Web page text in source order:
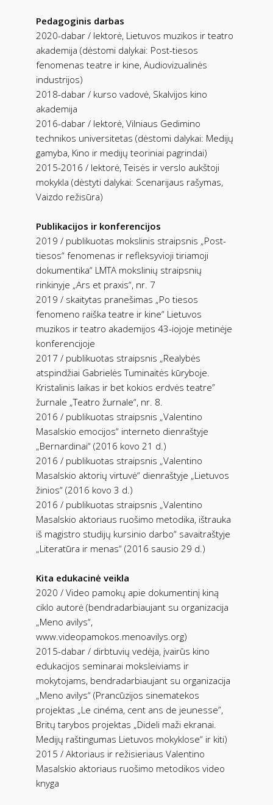
Pedagoginis darbas
2020-dabar / lektorė, Lietuvos muzikos ir teatro
akademija (dėstomi dalykai: Post-tiesos
fenomenas teatre ir kine, Audiovizualinės
industrijos)
2018-dabar / kurso vadovė, Skalvijos kino
akademija
2016-dabar / lektorė, Vilniaus Gedimino
technikos universitetas (dėstomi dalykai: Medijų
gamyba, Kino ir medijų teoriniai pagrindai)
2015-2016 / lektorė, Teisės ir verslo aukštoji
mokykla (dėstyti dalykai: Scenarijaus rašymas,
Vaizdo režisūra)
Publikacijos ir konferencijos
2019 / publikuotas mokslinis straipsnis „Post-
tiesos“ fenomenas ir refleksyvioji tiriamoji
dokumentika“ LMTA mokslinių straipsnių
rinkinyje „Ars et praxis“, nr. 7
2019 / skaitytas pranešimas „Po tiesos
fenomeno raiška teatre ir kine“ Lietuvos
muzikos ir teatro akademijos 43-iojoje metinėje
konferencijoje
2017 / publikuotas straipsnis „Realybės
atspindžiai Gabrielės Tuminaitės kūryboje.
Kristalinis laikas ir bet kokios erdvės teatre”
žurnale „Teatro žurnale“, nr. 8.
2016 / publikuotas straipsnis „Valentino
Masalskio emocijos“ interneto dienraštyje
„Bernardinai“ (2016 kovo 21 d.)
2016 / publikuotas straipsnis „Valentino
Masalskio aktorių virtuvė“ dienraštyje „Lietuvos
žinios“ (2016 kovo 3 d.)
2016 / publikuotas straipsnis „Valentino
Masalskio aktoriaus ruošimo metodika, ištrauka
iš magistro studijų kursinio darbo“ savaitraštyje
„Literatūra ir menas“ (2016 sausio 29 d.)
Kita edukacinė veikla
2020 / Video pamokų apie dokumentinį kiną
ciklo autorė (bendradarbiaujant su organizacija
„Meno avilys“,
www.videopamokos.menoavilys.org)
2015-dabar / dirbtuvių vedėja, įvairūs kino
edukacijos seminarai moksleiviams ir
mokytojams, bendradarbiaujant su organizacija
„Meno avilys“ (Prancūzijos sinematekos
projektas „Le cinéma, cent ans de jeunesse”,
Britų tarybos projektas „Dideli maži ekranai.
Medijų raštingumas Lietuvos mokyklose“ ir kiti)
2015 / Aktoriaus ir režisieriaus Valentino
Masalskio aktoriaus ruošimo metodikos video
knyga